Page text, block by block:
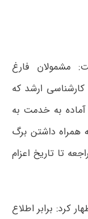
مشمولان فارغ
ارشد که
به خدمت به
همراه داشتن برگ
انتخاب رشته به دفاتر پلیس +۱۰ مراجعه تا تاریخ اعزام
کرد: برابر اطلاع